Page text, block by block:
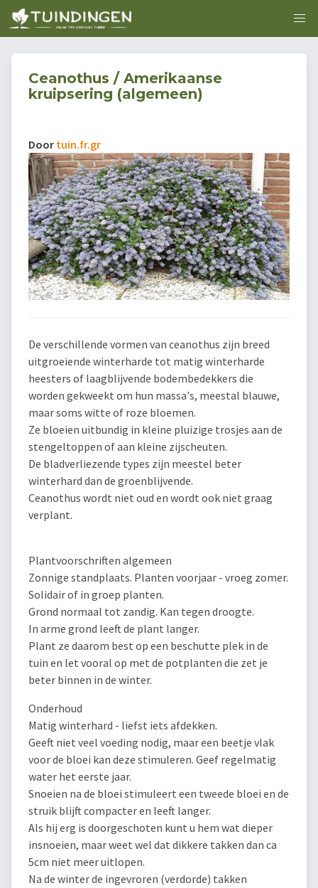
Ceanothus / Amerikaanse
kruipsering (algemeen)
Door tuin.fr.gr
De verschillende vormen van ceanothus zijn breed
uitgroeiende winterharde tot matig winterharde
heesters of laagblijvende bodembedekkers die
worden gekweekt om hun massa's, meestal blauwe,
maar soms witte of roze bloemen.
Ze bloeien uitbundig in kleine pluizige trosjes aan de
stengeltoppen of aan kleine zijscheuten.
De bladverliezende types zijn meestel beter
winterhard dan de groenblijvende.
Ceanothus wordt niet oud en wordt ook niet graag
verplant.
Plantvoorschriften algemeen
Zonnige standplaats. Planten voorjaar - vroeg zomer.
Solidair of in groep planten.
Grond normaal tot zandig. Kan tegen droogte.
In arme grond leeft de plant langer.
Plant ze daarom best op een beschutte plek in de
tuin en let vooral op met de potplanten die zet je
beter binnen in de winter.
Onderhoud
Matig winterhard - liefst iets afdekken.
Geeft niet veel voeding nodig, maar een beetje vlak
voor de bloei kan deze stimuleren. Geef regelmatig
water het eerste jaar.
Snoeien na de bloei stimuleert een tweede bloei en de
struik blijft compacter en leeft langer.
Als hij erg is doorgeschoten kunt u hem wat dieper
insnoeien, maar weet wel dat dikkere takken dan ca
5cm niet meer uitlopen.
Na de winter de ingevroren (verdorde) takken